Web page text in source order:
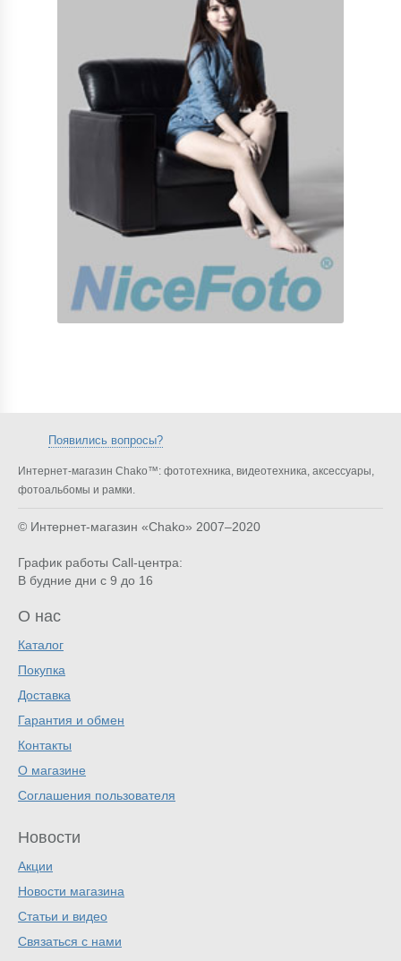
Появились вопросы?
Интернет-магазин Chako™: фототехника, видеотехника, аксессуары,
фотоальбомы и рамки.
© Интернет-магазин «Chako» 2007–2020
График работы Call-центра:
В будние дни с 9 до 16
О нас
Каталог
Покупка
Доставка
Гарантия и обмен
Контакты
О магазине
Соглашения пользователя
Новости
Акции
Новости магазина
Статьи и видео
Связаться с нами